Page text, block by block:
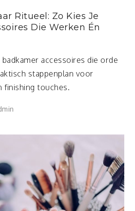
Ritueel: Zo Kies Je
Die Werken Én
accessoires die orde
stappenplan voor
finishing touches.